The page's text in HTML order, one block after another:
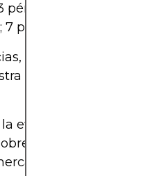
pérdidas x £100 =
pérdidas x £100 =
la naturaleza de la
que la tasa de
eficiencia con la que
la exposición al